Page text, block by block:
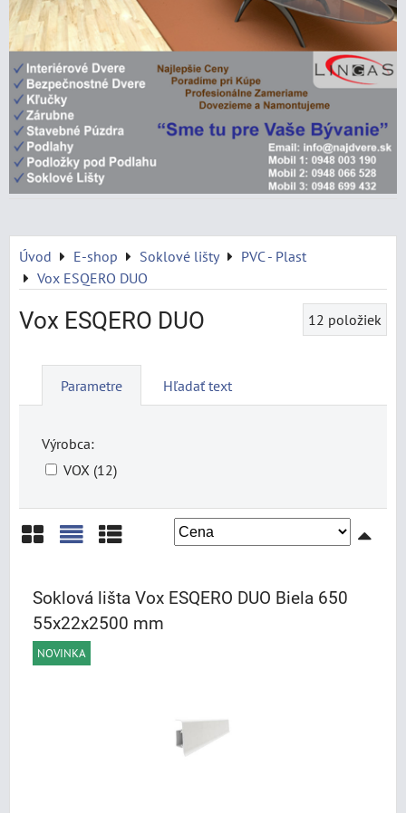
Úvod E-shop Soklové lišty
PVC - Plast
Vox ESQERO DUO
Vox ESQERO DUO 12 položiek
Parametre Hľadať text
Výrobca:
VOX (12)
Soklová lišta Vox ESQERO DUO Biela 650
55x22x2500 mm
NOVINKA